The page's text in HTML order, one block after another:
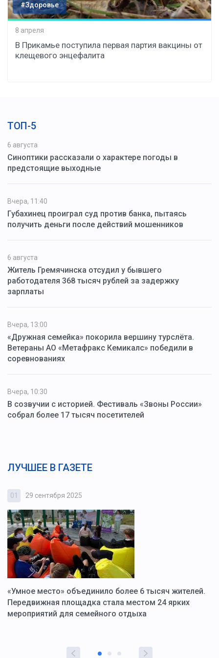
#Здоровье
8 апреля
В Прикамье поступила первая партия вакцины от
клещевого энцефалита
ТОП-5
6 августа
Синоптики рассказали о характере погоды в
предстоящие выходные
Вчера, 11:40
Губахинец проиграл суд против банка, пытаясь
получить деньги после действий мошенников
6 августа
Житель Гремячинска отсудил у бывшего
работодателя 368 тысяч рублей за задержку
зарплаты
Вчера, 13:00
«Дружная семейка» покорила вершину турслёта.
Ветераны АО «Метафракс Кемикалс» победили в
соревнованиях
Вчера, 10:30
В созвучии с историей. Фестиваль «Звоны России»
собрал более 17 тысяч посетителей
ЛУЧШЕЕ В ГАЗЕТЕ
01 29 сентября 2025
«Умное место» объединило более 6 тысяч жителей.
Передвижная площадка стала местом 24 ярких
мероприятий для семейного отдыха